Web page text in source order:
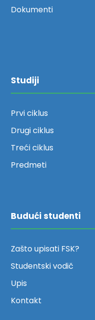
Dokumenti
Studiji
Prvi ciklus
Drugi ciklus
Treći ciklus
Predmeti
Budući studenti
Zašto upisati FSK?
Studentski vodič
Upis
Kontakt